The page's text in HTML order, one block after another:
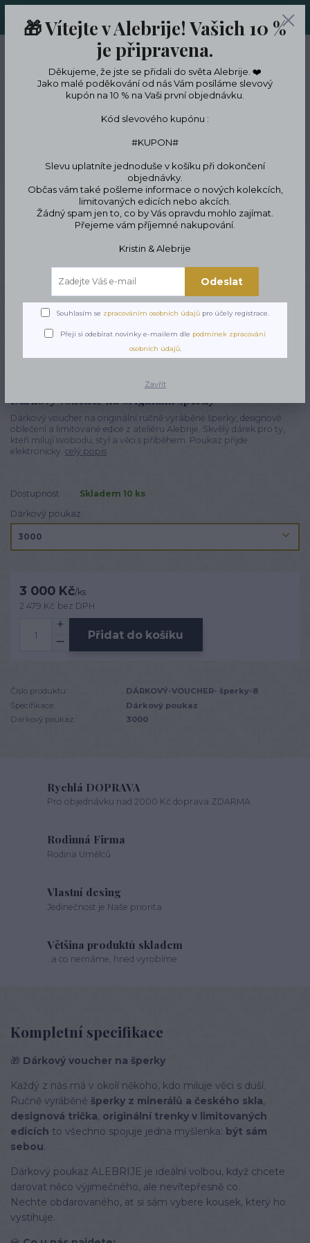
LIMITKÁCH
CZK
Hledat
Tipy na dárky Dárkové poukazy Dárkový poukaz na šperky
Dárkový poukaz na šperky
Dárkový voucher na originální šperky
Dárkový voucher na originální ručně vyráběné šperky, designové
oblečení a limitované edice z ateliéru Alebrije. Skvělý dárek pro ty,
kteří milují svobodu, styl a věci s příběhem. Poukaz přijde
elektronicky. celý popis
Dostupnost
Skladem 10 ks
Dárkový poukaz
3 000 Kč/ks
2 479 Kč bez DPH
Přidat do košíku
Číslo produktu:
DÁRKOVÝ-VOUCHER- šperky-8
Specifikace:
Dárkový poukaz
Dárkový poukaz:
3000
Rychlá DOPRAVA
Pro objednávku nad 2000 Kč doprava ZDARMA
Rodinná Firma
Rodina Umělců
Vlastní desing
Jedinečnost je Naše priorita
Většina produktů skladem
..a co nemáme, hned vyrobíme
Kompletní specifikace
🎁 Dárkový voucher na šperky
Každý z nás má v okolí někoho, kdo miluje věci s duší.
Ručně vyráběné šperky z minerálů a českého skla,
designová trička, originální trenky v limitovaných
edicích to všechno spojuje jedna myšlenka: být sám
sebou.
Dárkový poukaz ALEBRIJE je ideální volbou, když chcete
darovat něco výjimečného, ale nevítepřesně co.
Nechte obdarovaného, ať si sám vybere kousek, který ho
vystihuje.
🎁 Vítejte v Alebrije! Vašich 10 %
je připravena.
Děkujeme, že jste se přidali do světa Alebrije. ❤️
Jako malé poděkování od nás Vám posíláme slevový
kupón na 10 % na Vaši první objednávku.
Kód slevového kupónu :
#KUPON#
Slevu uplatníte jednoduše v košíku při dokončení
objednávky.
Občas vám také pošleme informace o nových kolekcích,
limitovaných edicích nebo akcích.
Žádný spam jen to, co by Vás opravdu mohlo zajímat.
Přejeme vám příjemné nakupování.
Kristin & Alebrije
Odeslat
Souhlasím se zpracováním osobních údajů pro účely registrace.
Přeji si odebírat novinky e-mailem dle podmínek zpracování
osobních údajů.
Zavřít